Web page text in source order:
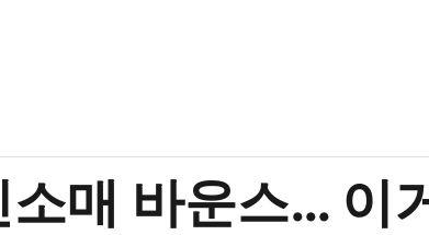
소매 바운스… 이